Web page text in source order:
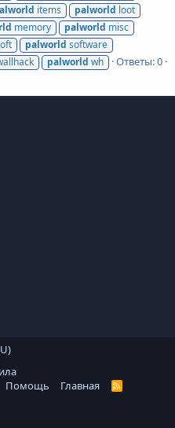
items palworld loot
memory palworld misc
palworld software
palworld wh
Ответы: 0
Помощь Главная
R